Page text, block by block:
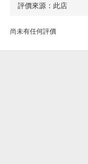
尚未有任何評價